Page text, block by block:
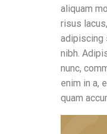
aliquam
risus
adipiscing
nibh.
nunc,
enim in a,
quam